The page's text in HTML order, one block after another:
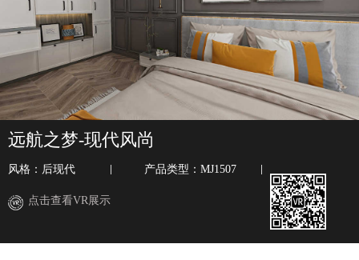
远航之梦-现代风尚
风格：后现代 产品类型：MJ1507
点击查看VR展示